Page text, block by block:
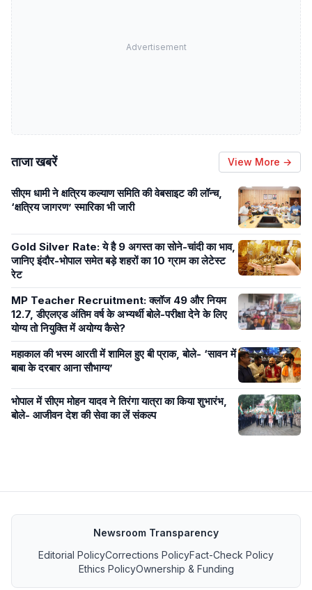
Advertisement
ताजा खबरें View More →
सीएम धामी ने क्षत्रिय कल्याण समिति की वेबसाइट की लॉन्च,
‘क्षत्रिय जागरण’ स्मारिका भी जारी
Gold Silver Rate: ये है 9 अगस्त का सोने-चांदी का भाव,
जानिए इंदौर-भोपाल समेत बड़े शहरों का 10 ग्राम का लेटेस्ट
रेट
MP Teacher Recruitment: क्लॉज 49 और नियम
12.7, डीएलएड अंतिम वर्ष के अभ्यर्थी बोले-परीक्षा देने के लिए
योग्य तो नियुक्ति में अयोग्य कैसे?
महाकाल की भस्म आरती में शामिल हुए बी प्राक, बोले- ‘सावन में
बाबा के दरबार आना सौभाग्य’
भोपाल में सीएम मोहन यादव ने तिरंगा यात्रा का किया शुभारंभ,
बोले- आजीवन देश की सेवा का लें संकल्प
Newsroom Transparency
Editorial PolicyCorrections PolicyFact-Check Policy
Ethics PolicyOwnership & Funding